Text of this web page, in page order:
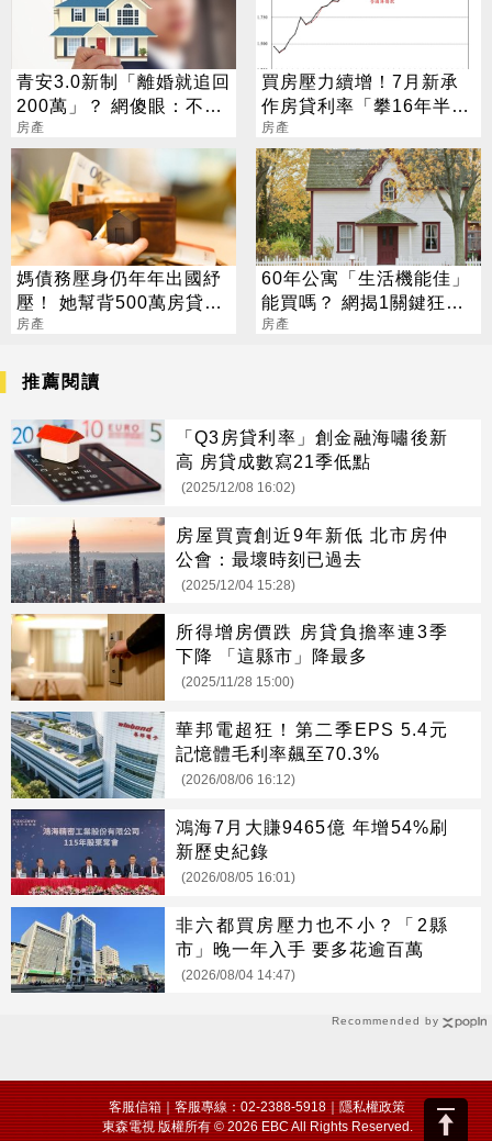
青安3.0新制「離婚就追回
200萬」？ 網傻眼：不合
也得死撐
房產
買房壓力續增！7月新承
作房貸利率「攀16年半新
高」
房產
媽債務壓身仍年年出國紓
壓！ 她幫背500萬房貸快
崩潰 網齊勸快逃
房產
60年公寓「生活機能佳」
能買嗎？ 網揭1關鍵狂勸
退
房產
Recommended by
推薦閱讀
「Q3房貸利率」創金融海嘯後新
高 房貸成數寫21季低點
(2025/12/08 16:02)
房屋買賣創近9年新低 北市房仲
公會：最壞時刻已過去
(2025/12/04 15:28)
所得增房價跌 房貸負擔率連3季
下降 「這縣市」降最多
(2025/11/28 15:00)
華邦電超狂！第二季EPS 5.4元
記憶體毛利率飆至70.3%
(2026/08/06 16:12)
鴻海7月大賺9465億 年增54%刷
新歷史紀錄
(2026/08/05 16:01)
非六都買房壓力也不小？「2縣
市」晚一年入手 要多花逾百萬
(2026/08/04 14:47)
客服信箱｜客服專線：02-2388-5918｜隱私權政策
東森電視 版權所有 © 2026 EBC All Rights Reserved.